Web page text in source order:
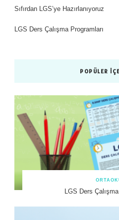
Sıfırdan LGS’ye Hazırlanıyoruz
LGS Ders Çalışma Programları
POPÜLER
LGS Ders